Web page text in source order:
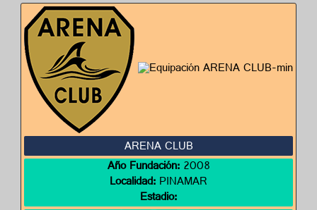
ARENA CLUB
Año Fundación:2008
Localidad:PINAMAR
Estadio: